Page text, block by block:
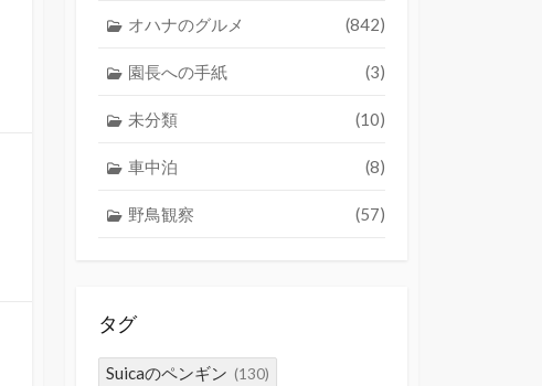
オハナのグルメ (842)
園長への手紙 (3)
未分類 (10)
車中泊 (8)
野鳥観察 (57)
タグ
Suicaのペンギン (130)